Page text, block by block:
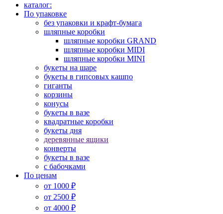
каталог:
По упаковке
без упаковки и крафт-бумага
шляпные коробки
шляпные коробки GRAND
шляпные коробки MIDI
шляпные коробки MINI
букеты на шаре
букеты в гипсовых кашпо
гиганты
корзины
конусы
букеты в вазе
квадратные коробки
букеты дня
деревянные ящики
конверты
букеты в вазе
с бабочками
По ценам
от 1000 ₽
от 2500 ₽
от 4000 ₽